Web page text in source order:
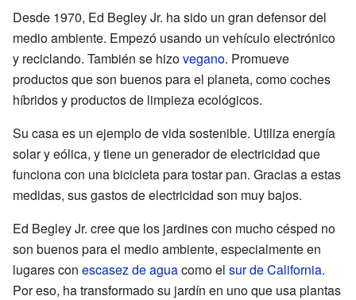
Desde 1970, Ed Begley Jr. ha sido un gran defensor del
medio ambiente. Empezó usando un vehículo electrónico
y reciclando. También se hizovegano. Promueve
productos que son buenos para el planeta, como coches
híbridos y productos de limpieza ecológicos.
Su casa es un ejemplo de vida sostenible. Utiliza energía
solar y eólica, y tiene un generador de electricidad que
funciona con una bicicleta para tostar pan. Gracias a estas
medidas, sus gastos de electricidad son muy bajos.
Ed Begley Jr. cree que los jardines con mucho césped no
son buenos para el medio ambiente, especialmente en
lugares con escasez de aguacomo el sur de California.
Por eso, ha transformado su jardín en uno que usa plantas